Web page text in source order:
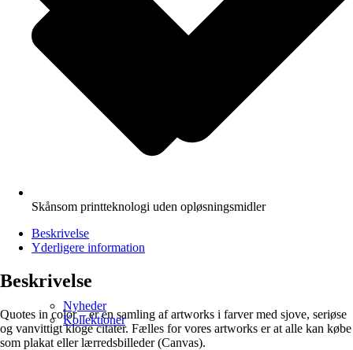
Nyheder
Kollektioner
Skånsom printteknologi uden opløsningsmidler
Beskrivelse
Yderligere information
Beskrivelse
Quotes in color – er en samling af artworks i farver med sjove, seriøse
og vanvittigt kloge citater. Fælles for vores artworks er at alle kan købe
som plakat eller lærredsbilleder (Canvas).